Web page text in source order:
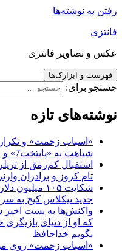
رفتن به نوشته‌ها
فانتزی
عکس و تصاویر فانتزی
فهرست و ابزارک‌ها
جستجو برای:
نوشته‌های تازه
«اسباب زحمت» و
شباهت به «پایتخت7» و چرخش بر مدار تکرار
تام کروز و برادران وارنر
شکایت ۱۰۵
جدید نیکلاس کیج به
واکنش‌ها به پست اخیر
که او از دنیای
بگویم خداحافظ
«اسباب زحمت» روی